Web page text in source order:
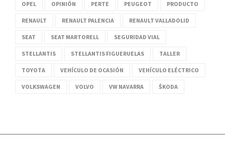
OPEL OPINIÓN PERTE PEUGEOT PRODUCTO
RENAULT RENAULT PALENCIA RENAULT VALLADOLID
SEAT SEAT MARTORELL SEGURIDAD VIAL
STELLANTIS STELLANTIS FIGUERUELAS TALLER
TOYOTA VEHÍCULO DE OCASIÓN VEHÍCULO ELÉCTRICO
VOLKSWAGEN VOLVO VW NAVARRA ŠKODA